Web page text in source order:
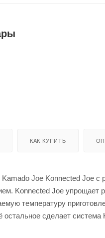
КАК КУПИТЬ
Joe Konnected Joe
Konnected Joe упрощает
температуру
остальное сделает